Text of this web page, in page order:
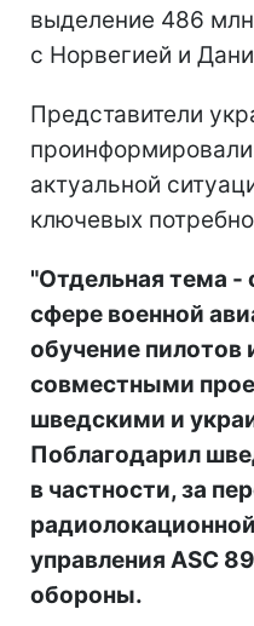
выделение 486
с Норвегией и
Представители
актуальной
ключевых
"Отдельная тема -
сфере военной
обучение пилотов
совместными
шведскими и
Поблагодарил
в частности, за
управления ASC
обороны.